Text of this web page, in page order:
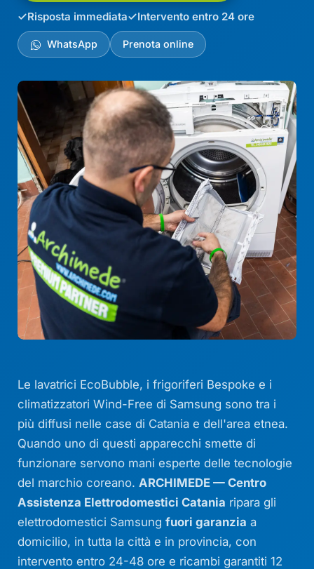
Risposta immediata Intervento entro 24 ore
WhatsApp Prenota online
Le lavatrici EcoBubble, i frigoriferi Bespoke e i
climatizzatori Wind-Free di Samsung sono tra i
più diffusi nelle case di Catania e dell'area etnea.
Quando uno di questi apparecchi smette di
funzionare servono mani esperte delle tecnologie
del marchio coreano. ARCHIMEDE — Centro
Assistenza Elettrodomestici Catania ripara gli
elettrodomestici Samsungfuori garanzia a
domicilio, in tutta la città e in provincia, con
intervento entro 24-48 ore e ricambi garantiti 12